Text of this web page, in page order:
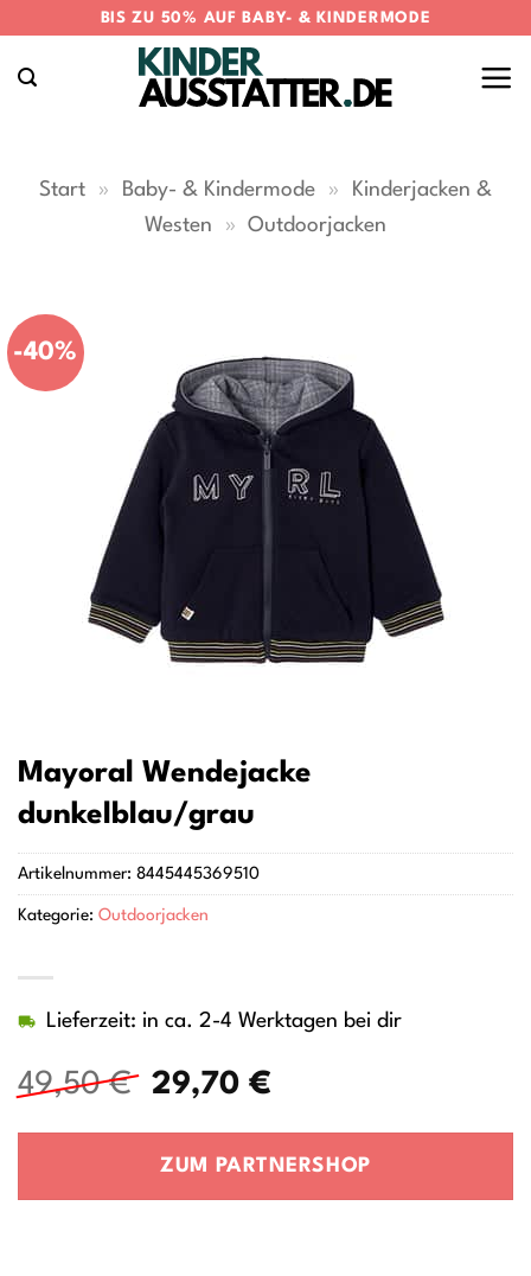
springen
BIS ZU 50% AUF BABY- & KINDERMODE
Start » Baby- & Kindermode »
Kinderjacken &
Westen
» Outdoorjacken
-40%
Mayoral Wendejacke
dunkelblau/grau
49,50€
Ursprünglicher
war:
29,70 €Aktueller
ist:
Lieferzeit: in ca. 2-4 Werktagen bei dir
ZUM PARTNERSHOP
Artikelnummer: 8445445369510
Kategorie: Outdoorjacken